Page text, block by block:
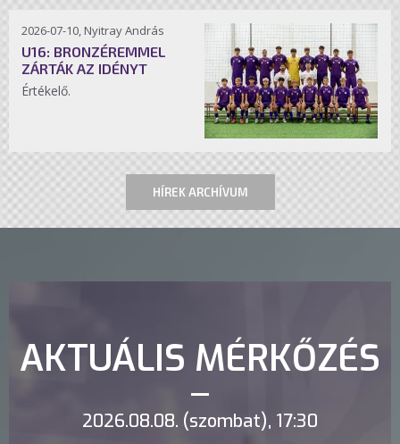
2026-07-10, Nyitray András
U16: BRONZÉREMMEL
ZÁRTÁK AZ IDÉNYT
Értékelő.
HÍREK ARCHÍVUM
AKTUÁLIS MÉRKŐZÉS
2026.08.08. (szombat), 17:30